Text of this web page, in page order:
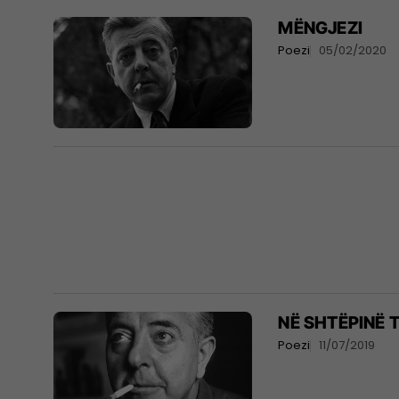
MËNGJEZI
Poezi 05/02/2020
NË SHTËPINË
Poezi 11/07/2019